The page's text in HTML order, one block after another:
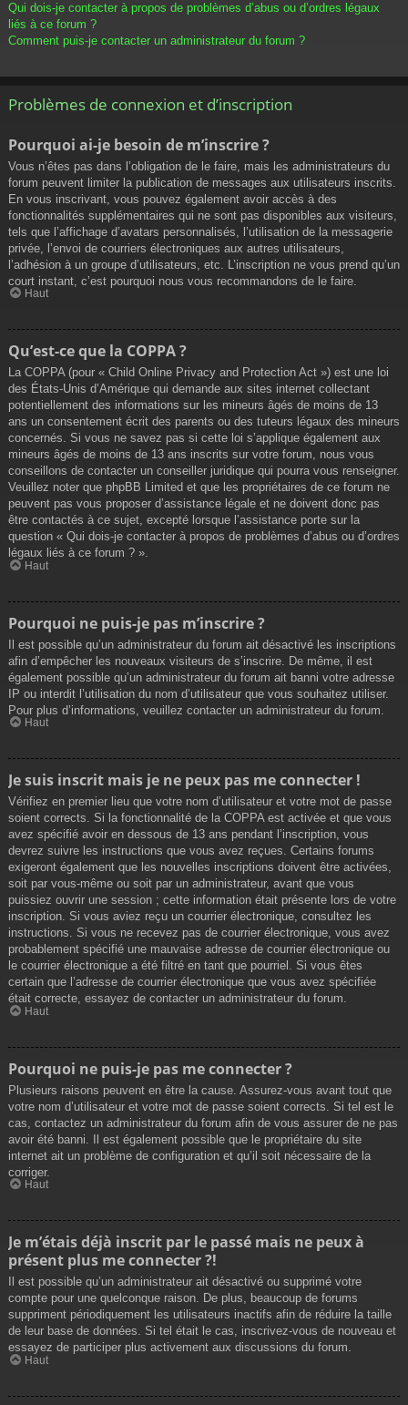
Qui dois-je contacter à propos de problèmes d’abus ou d’ordres légaux
liés à ce forum ?
Comment puis-je contacter un administrateur du forum ?
Problèmes de connexion et d’inscription
Pourquoi ai-je besoin de m’inscrire ?
Vous n’êtes pas dans l’obligation de le faire, mais les administrateurs du
forum peuvent limiter la publication de messages aux utilisateurs inscrits.
En vous inscrivant, vous pouvez également avoir accès à des
fonctionnalités supplémentaires qui ne sont pas disponibles aux visiteurs,
tels que l’affichage d’avatars personnalisés, l’utilisation de la messagerie
privée, l’envoi de courriers électroniques aux autres utilisateurs,
l’adhésion à un groupe d’utilisateurs, etc. L’inscription ne vous prend qu’un
court instant, c’est pourquoi nous vous recommandons de le faire.
Haut
Qu’est-ce que la COPPA ?
La COPPA (pour « Child Online Privacy and Protection Act ») est une loi
des États-Unis d’Amérique qui demande aux sites internet collectant
potentiellement des informations sur les mineurs âgés de moins de 13
ans un consentement écrit des parents ou des tuteurs légaux des mineurs
concernés. Si vous ne savez pas si cette loi s’applique également aux
mineurs âgés de moins de 13 ans inscrits sur votre forum, nous vous
conseillons de contacter un conseiller juridique qui pourra vous renseigner.
Veuillez noter que phpBB Limited et que les propriétaires de ce forum ne
peuvent pas vous proposer d’assistance légale et ne doivent donc pas
être contactés à ce sujet, excepté lorsque l’assistance porte sur la
question « Qui dois-je contacter à propos de problèmes d’abus ou d’ordres
légaux liés à ce forum ? ».
Haut
Pourquoi ne puis-je pas m’inscrire ?
Il est possible qu’un administrateur du forum ait désactivé les inscriptions
afin d’empêcher les nouveaux visiteurs de s’inscrire. De même, il est
également possible qu’un administrateur du forum ait banni votre adresse
IP ou interdit l’utilisation du nom d’utilisateur que vous souhaitez utiliser.
Pour plus d’informations, veuillez contacter un administrateur du forum.
Haut
Je suis inscrit mais je ne peux pas me connecter !
Vérifiez en premier lieu que votre nom d’utilisateur et votre mot de passe
soient corrects. Si la fonctionnalité de la COPPA est activée et que vous
avez spécifié avoir en dessous de 13 ans pendant l’inscription, vous
devrez suivre les instructions que vous avez reçues. Certains forums
exigeront également que les nouvelles inscriptions doivent être activées,
soit par vous-même ou soit par un administrateur, avant que vous
puissiez ouvrir une session ; cette information était présente lors de votre
inscription. Si vous aviez reçu un courrier électronique, consultez les
instructions. Si vous ne recevez pas de courrier électronique, vous avez
probablement spécifié une mauvaise adresse de courrier électronique ou
le courrier électronique a été filtré en tant que pourriel. Si vous êtes
certain que l’adresse de courrier électronique que vous avez spécifiée
était correcte, essayez de contacter un administrateur du forum.
Haut
Pourquoi ne puis-je pas me connecter ?
Plusieurs raisons peuvent en être la cause. Assurez-vous avant tout que
votre nom d’utilisateur et votre mot de passe soient corrects. Si tel est le
cas, contactez un administrateur du forum afin de vous assurer de ne pas
avoir été banni. Il est également possible que le propriétaire du site
internet ait un problème de configuration et qu’il soit nécessaire de la
corriger.
Haut
Je m’étais déjà inscrit par le passé mais ne peux à
présent plus me connecter ?!
Il est possible qu’un administrateur ait désactivé ou supprimé votre
compte pour une quelconque raison. De plus, beaucoup de forums
suppriment périodiquement les utilisateurs inactifs afin de réduire la taille
de leur base de données. Si tel était le cas, inscrivez-vous de nouveau et
essayez de participer plus activement aux discussions du forum.
Haut